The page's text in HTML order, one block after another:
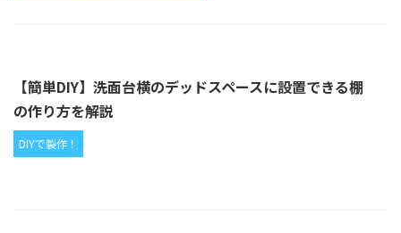
【簡単DIY】洗面台横のデッドスペースに設置できる棚
の作り方を解説
DIYで製作！